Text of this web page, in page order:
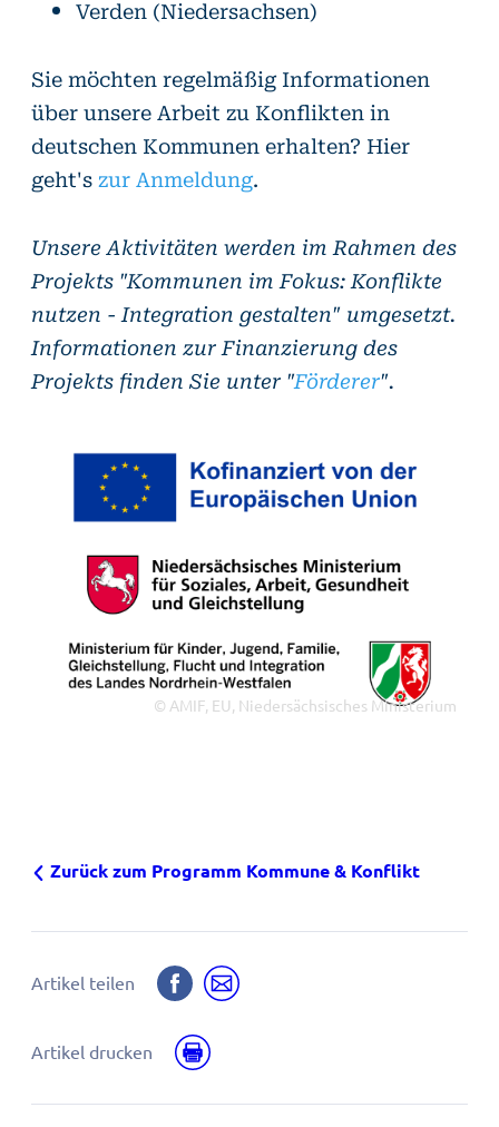
Verden (Niedersachsen)
Sie möchten regelmäßig Informationen
über unsere Arbeit zu Konflikten in
deutschen Kommunen erhalten? Hier
geht'szur Anmeldung.
Unsere Aktivitäten werden im Rahmen des
Projekts "Kommunen im Fokus: Konflikte
nutzen - Integration gestalten" umgesetzt.
Informationen zur Finanzierung des
Projekts finden Sie unter "Förderer".
Ministerium
© AMIF, EU, Niedersächsisches Ministerium
Zurück zum Programm Kommune & Konflikt
Artikel teilen
Auf
teilen
Per
Mail
Artikel drucken Drucken